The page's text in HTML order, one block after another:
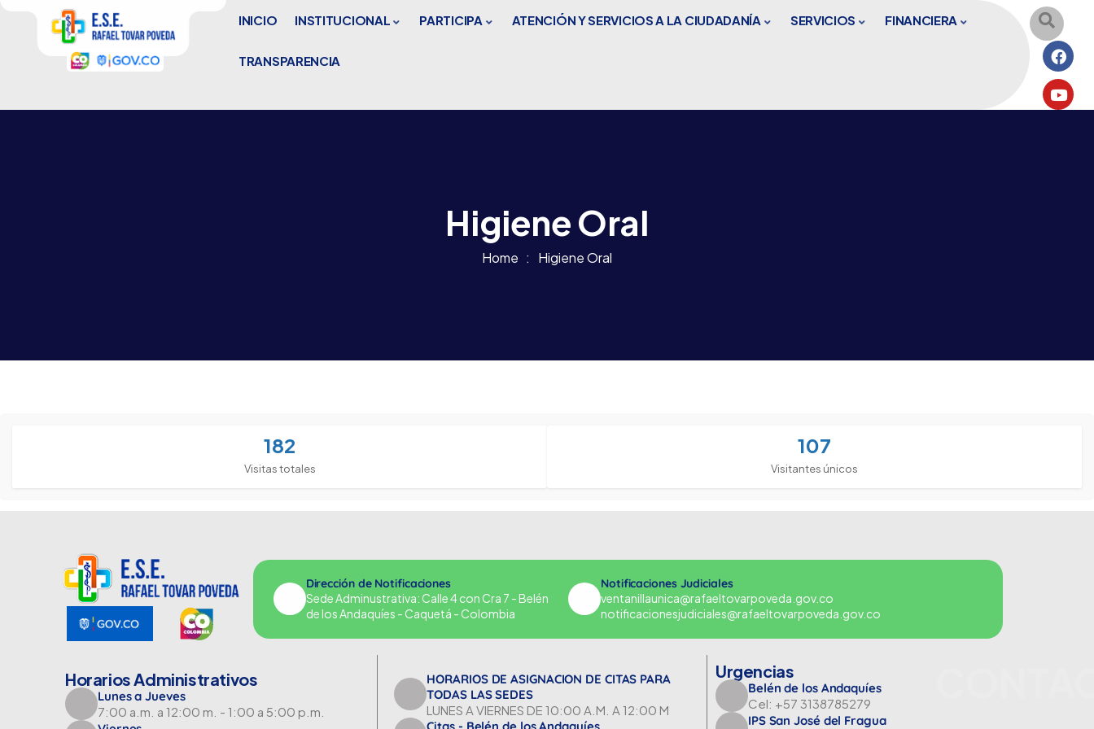
INICIO INSTITUCIONAL PARTICIPA ATENCIÓN Y SERVICIOS A LA CIUDADANÍA SERVICIOS FINANCIERA
TRANSPARENCIA
Higiene Oral
Home Higiene Oral
182
Visitas totales
107
Visitantes únicos
Dirección de Notificaciones
Sede Adminustrativa: Calle 4 con Cra 7 - Belén
de los Andaquíes - Caquetá - Colombia
Notificaciones Judiciales
ventanillaunica@rafaeltovarpoveda.gov.co
notificacionesjudiciales@rafaeltovarpoveda.gov.co
Horarios Administrativos
Lunes a Jueves
7:00 a.m. a 12:00 m. - 1:00 a 5:00 p.m.
HORARIOS DE ASIGNACION DE CITAS PARA
TODAS LAS SEDES
LUNES A VIERNES DE 10:00 A.M. A 12:00 M
Urgencias
Belén de los Andaquíes
Cel: +57 3138785279
IPS San José del Fragua